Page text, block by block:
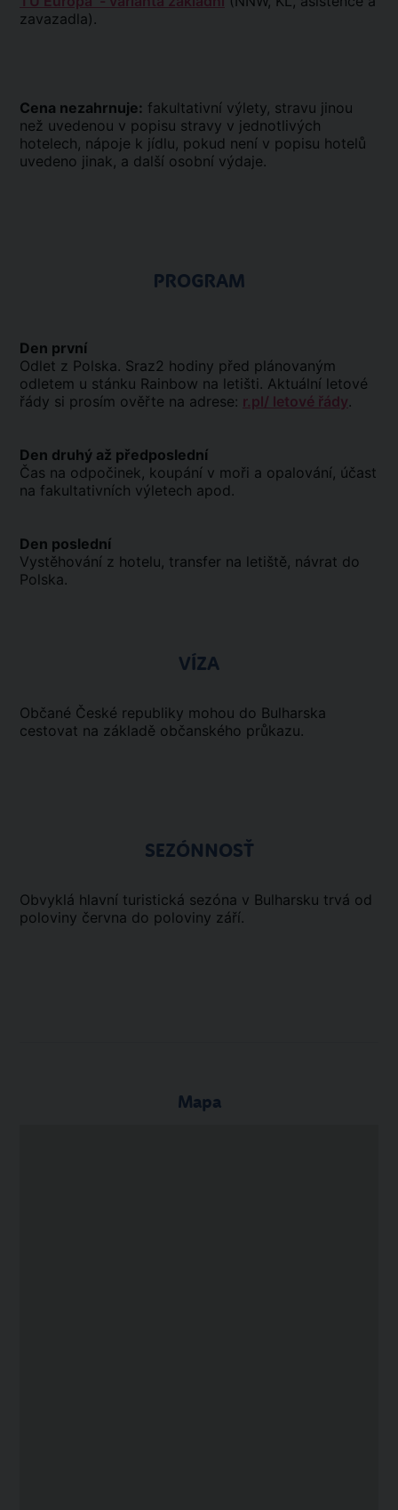
zavazadla).
Cena nezahrnuje: fakultativní výlety, stravu jinou
než uvedenou v popisu stravy v jednotlivých
hotelech, nápoje k jídlu, pokud není v popisu hotelů
uvedeno jinak, a další osobní výdaje.
PROGRAM
Den první
Odlet z Polska. Sraz2 hodiny před plánovaným
odletem u stánku Rainbow na letišti. Aktuální letové
řády si prosím ověřte na adrese: r.pl/ letové řády.
Den druhý až předposlední
Čas na odpočinek, koupání v moři a opalování, účast
na fakultativních výletech apod.
Den poslední
Vystěhování z hotelu, transfer na letiště, návrat do
Polska.
VÍZA
Občané České republiky mohou do Bulharska
cestovat na základě občanského průkazu.
SEZÓNNOSŤ
Obvyklá hlavní turistická sezóna v Bulharsku trvá od
poloviny června do poloviny září.
Mapa